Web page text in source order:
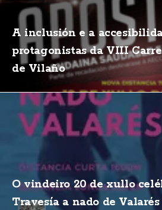
A inclusión e a
protagonistas da VIII
de Vilaño
O vindeiro 20 de xullo
Travesía a nado de Valarés